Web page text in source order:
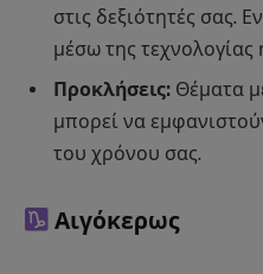
στις δεξιότητές σας.
μέσω της
Προκλήσεις: Θέματα
μπορεί να
του χρόνου σας.
Αιγόκερως